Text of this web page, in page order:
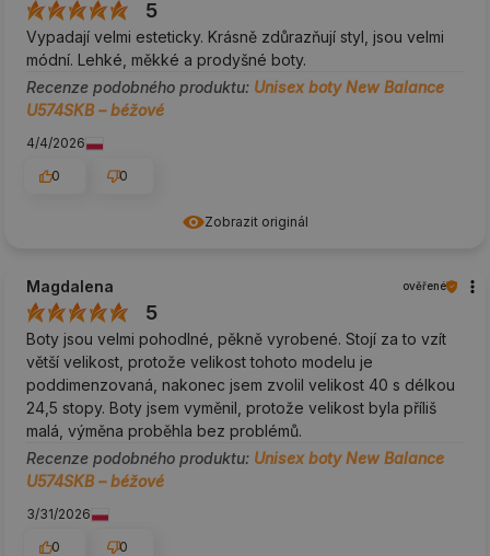
Zobrazit originál
5
Vypadají velmi esteticky. Krásně zdůrazňují styl, jsou velmi
módní. Lehké, měkké a prodyšné boty.
Recenze podobného produktu: Unisex boty New Balance
U574SKB – béžové
4/4/2026
0
0
Magdalena ověřené
5
Boty jsou velmi pohodlné, pěkně vyrobené. Stojí za to vzít
větší velikost, protože velikost tohoto modelu je
poddimenzovaná, nakonec jsem zvolil velikost 40 s délkou
24,5 stopy. Boty jsem vyměnil, protože velikost byla příliš
malá, výměna proběhla bez problémů.
Recenze podobného produktu: Unisex boty New Balance
U574SKB – béžové
3/31/2026
0
0